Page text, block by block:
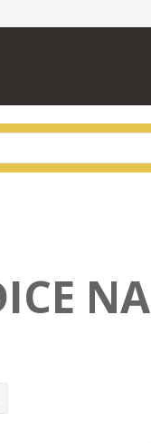
NA